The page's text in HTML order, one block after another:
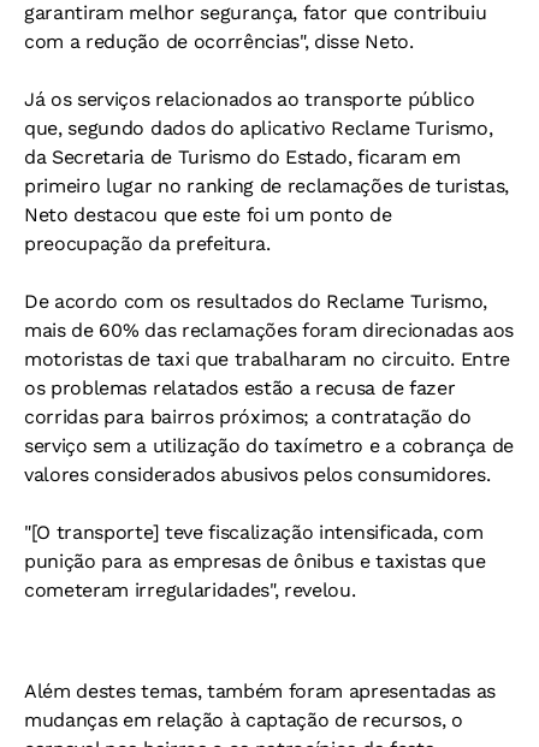
garantiram melhor segurança, fator que contribuiu
com a redução de ocorrências", disse Neto.
Já os serviços relacionados ao transporte público
que, segundo dados do aplicativo Reclame Turismo,
da Secretaria de Turismo do Estado, ficaram em
primeiro lugar no ranking de reclamações de turistas,
Neto destacou que este foi um ponto de
preocupação da prefeitura.
De acordo com os resultados do Reclame Turismo,
mais de 60% das reclamações foram direcionadas aos
motoristas de taxi que trabalharam no circuito. Entre
os problemas relatados estão a recusa de fazer
corridas para bairros próximos; a contratação do
serviço sem a utilização do taxímetro e a cobrança de
valores considerados abusivos pelos consumidores.
"[O transporte] teve fiscalização intensificada, com
punição para as empresas de ônibus e taxistas que
cometeram irregularidades", revelou.
Além destes temas, também foram apresentadas as
mudanças em relação à captação de recursos, o